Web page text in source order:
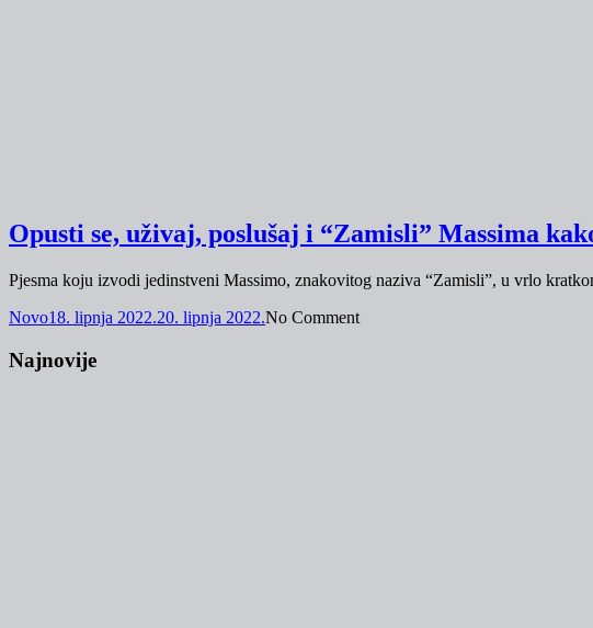
Opusti se, uživaj, poslušaj i “Zamisli” Massima
Pjesma koju izvodi jedinstveni Massimo, znakovitog naziva “Zamisli”, u vrlo
Novo18. lipnja 2022.20. lipnja 2022.No Comment
Najnovije